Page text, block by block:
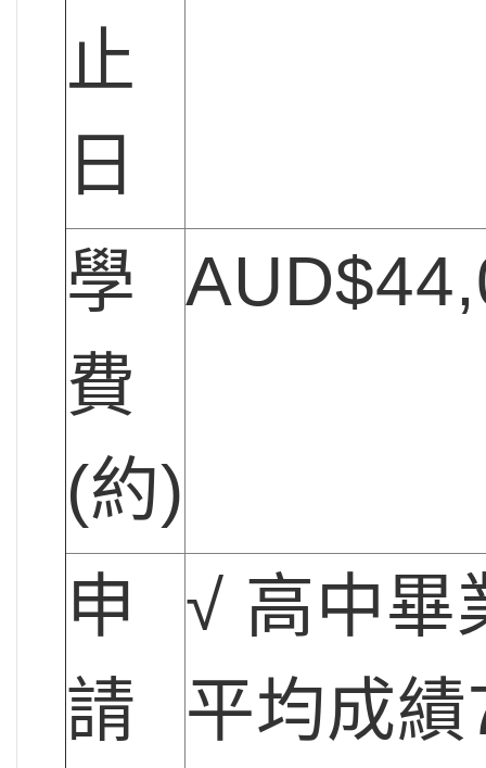
止
日
學
費
(約)
申
請
√ 高中畢
平均成